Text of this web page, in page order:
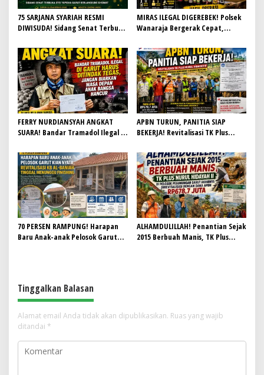
s
75 SARJANA SYARIAH RESMI
DIWISUDA! Sidang Senat Terbuka
Khidmat, Siapkan Lulusan
Berdaya Saing dan Berintegritas
MIRAS ILEGAL DIGEREBEK! Polsek
Wanaraja Bergerak Cepat,
Anti Maksiat
FERRY NURDIANSYAH ANGKAT
SUARA! Bandar Tramadol Ilegal di
Jangan Biarkan Masa Depan Anak
Bangsa Hancur
APBN TURUN, PANITIA SIAP
BEKERJA! Revitalisasi TK Plus
Semangat Gotong Royong
70 PERSEN RAMPUNG! Harapan
Baru Anak-anak Pelosok Garut
ALHAMDULILLAH! Penantian Sejak
2015 Berbuah Manis, TK Plus
Tinggalkan Balasan
Alamat email Anda tidak akan dipublikasikan. Ruas yang wajib
ditandai *